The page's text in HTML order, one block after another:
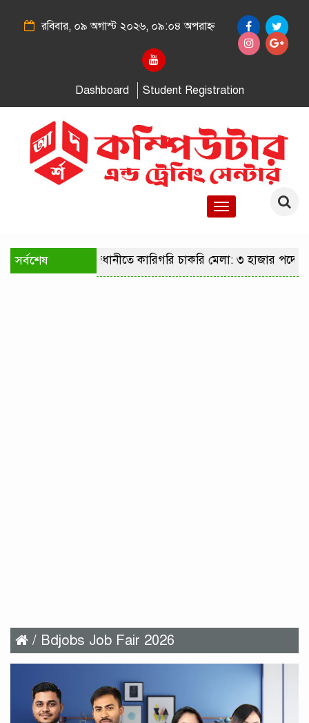
রবিবার, ০৯ অগাস্ট ২০২৬, ০৯:০৪ অপরাহ্ন
Dashboard Student Registration
Toggle
সর্বশেষ রাজধানীতে কারিগরি চাকরি মেলা: ৩ হাজার পদে
/ Bdjobs Job Fair 2026